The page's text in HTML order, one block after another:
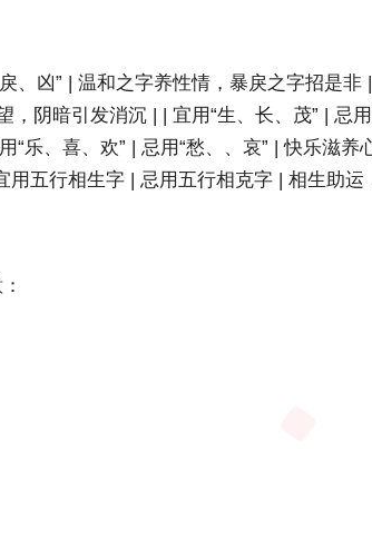
” | 温和之字养性情，暴戾之字招是非 |
阴暗引发消沉 | | 宜用“生、长、茂” | 忌
乐、喜、欢” | 忌用“愁、、哀” | 快乐滋
用五行相生字 | 忌用五行相克字 | 相生助运